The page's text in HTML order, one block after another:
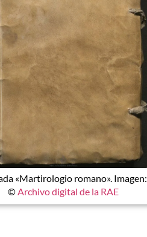
«Martirologio romano». Imagen:
©Archivo digital de la RAE